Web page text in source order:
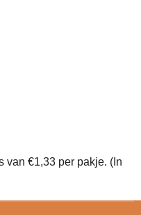
van €1,33 per pakje. (In